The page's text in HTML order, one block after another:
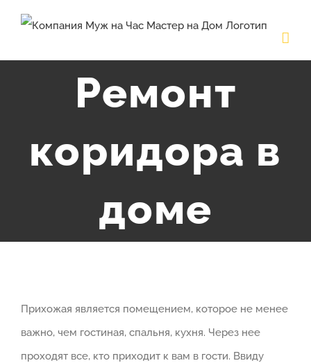
content
Ремонт
коридора в
доме
Прихожая является помещением, которое не менее
важно, чем гостиная, спальня, кухня. Через нее
проходят все, кто приходит к вам в гости. Ввиду